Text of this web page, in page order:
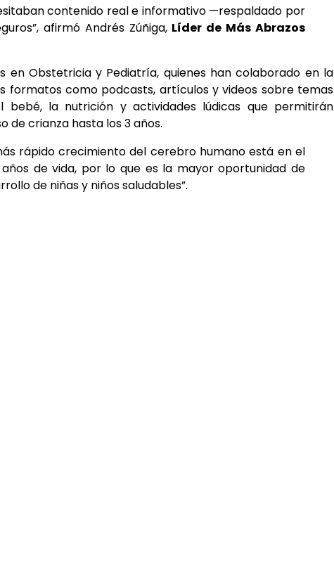
contenido real e informativo —respaldado por
afirmó Andrés Zúñiga, Líder de Más Abrazos
Obstetricia y Pediatría, quienes han colaborado en la
formatos como podcasts, artículos y videos sobre temas
la nutrición y actividades lúdicas que permitirán
de crianza hasta los 3 años.
rápido crecimiento del cerebro humano está en el
de vida, por lo que es la mayor oportunidad de
de niñas y niños saludables”.